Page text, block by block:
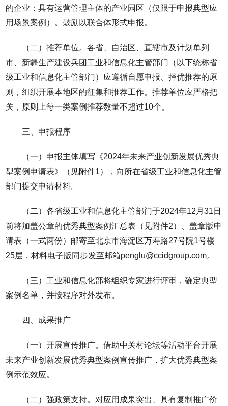
的企业；具有运营管理主体的产业园区（仅限于申报典型应
用场景案例）。鼓励以联合体形式申报。
（二）推荐单位。各省、自治区、直辖市及计划单列
市、新疆生产建设兵团工业和信息化主管部门（以下统称省
级工业和信息化主管部门）应遵循自愿申报、择优推荐的原
则，组织开展本地区的征集和推荐工作。推荐单位应严格把
关，原则上每一类案例推荐数量不超过10个。
三、申报程序
（一）申报主体填写《2024年未来产业创新发展优秀典
型案例申请表》（见附件1），向所在省级工业和信息化主管
部门提交申请材料。
（二）各省级工业和信息化主管部门于2024年12月31日
前将加盖公章的优秀典型案例汇总表（见附件2）、盖章版申
请表（一式两份）邮寄至北京市海淀区万寿路27号院1号楼
25层，材料电子版同步发至邮箱penglu@ccidgroup.com。
（三）工业和信息化部将组织专家进行评审，确定典型
案例名单，并按程序对外发布。
四、成果推广
（一）开展宣传推广。借助中关村论坛等活动平台开展
未来产业创新发展优秀典型案例宣传推广，扩大优秀典型案
例示范效应。
（二）强政策支持。对应用成果突出、具有复制推广价